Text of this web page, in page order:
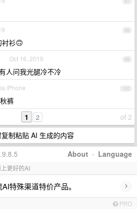
98
衫🙃
99
Oct 16, 2019
人问我光腿冷不冷
100
iPhone
裤
of 2
1 2
制粘贴 AI 生成的内容
About · Language
更好的AI
特殊渠道特价产品。 ›
PRO